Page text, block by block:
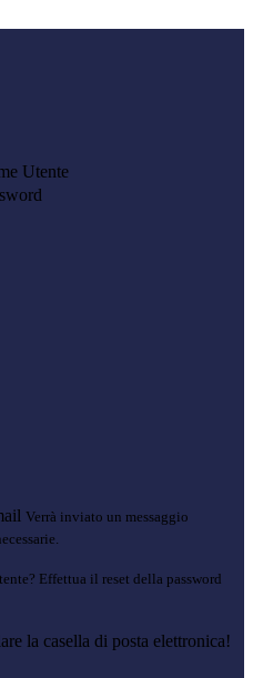
Utente
Verrà inviato un messaggio
Effettua il reset della password
la casella di posta elettronica!